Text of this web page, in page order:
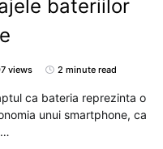
bateriilor
views 2 minute read
ca bateria reprezinta o
unui smartphone, ca